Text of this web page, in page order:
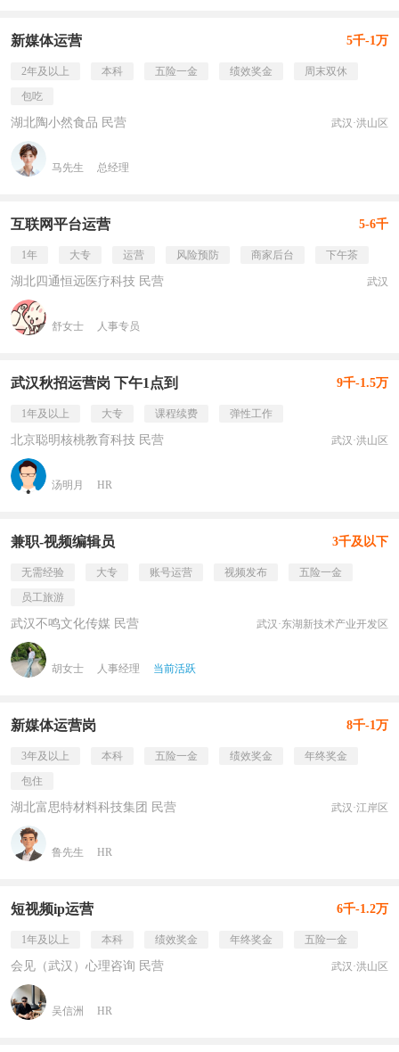
新媒体运营 5千-1万
2年及以上 本科 五险一金 绩效奖金
周末双休
包吃
湖北陶小然食品 民营 武汉·洪山区
马先生 总经理
互联网平台运营 5-6千
1年 大专 运营 风险预防 商家后台 下午茶
湖北四通恒远医疗科技 民营 武汉
舒女士 人事专员
武汉秋招运营岗 下午1点到 9千-1.5万
1年及以上 大专 课程续费 弹性工作
北京聪明核桃教育科技 民营 武汉·洪山区
汤明月 HR
兼职-视频编辑员 3千及以下
无需经验 大专 账号运营 视频发布
五险一金
员工旅游
武汉不鸣文化传媒 民营 武汉·东湖新技术产业开发区
胡女士 人事经理 当前活跃
新媒体运营岗 8千-1万
3年及以上 本科 五险一金 绩效奖金
年终奖金
包住
湖北富思特材料科技集团 民营 武汉·江岸区
鲁先生 HR
短视频ip运营 6千-1.2万
1年及以上 本科 绩效奖金 年终奖金 五险一金
会见（武汉）心理咨询 民营 武汉·洪山区
吴信洲 HR